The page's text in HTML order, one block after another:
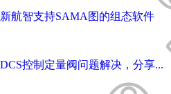
新航智支持SAMA图的组态软件
DCS控制定量阀问题解决，分享...